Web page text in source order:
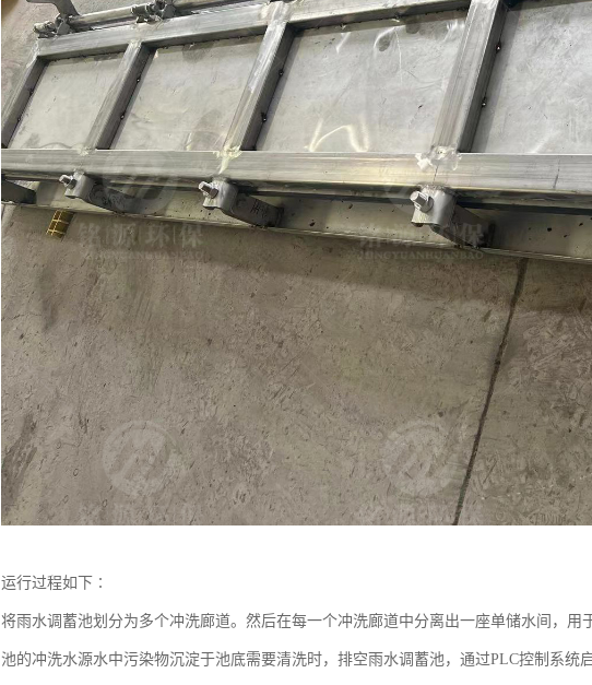
运行过程如下∶
将雨水调蓄池划分为多个冲洗廊道。然后在每一个冲洗廊道中分离出一座单储水间，用
池的冲洗水源水中污染物沉淀于池底需要清洗时，排空雨水调蓄池，通过PLC控制系统